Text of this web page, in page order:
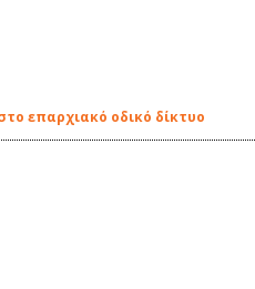
επαρχιακό οδικό δίκτυο